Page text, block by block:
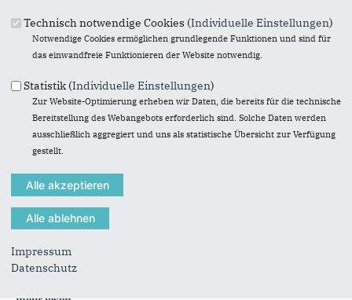
mehr lesen
Koalition entwertet Entwicklungsausschuss
Geregelte Ausschussarbeit wird unmöglich
mehr lesen
Zusammenarbeit der EU mit Afrika weiter vertiefen
mehr lesen
„Service Point Gesundheit“
Projekt des Jobcenters wird durch Bundesmittel gefördert
Technisch notwendige Cookies (Individuelle Einstellungen)
Notwendige Cookies ermöglichen grundlegende Funktionen und sind für
das einwandfreie Funktionieren der Website notwendig.
Statistik (Individuelle Einstellungen)
Zur Website-Optimierung erheben wir Daten, die bereits für die technische
Bereitstellung des Webangebots erforderlich sind. Solche Daten werden
ausschließlich aggregiert und uns als statistische Übersicht zur Verfügung
gestellt.
Impressum
Datenschutz